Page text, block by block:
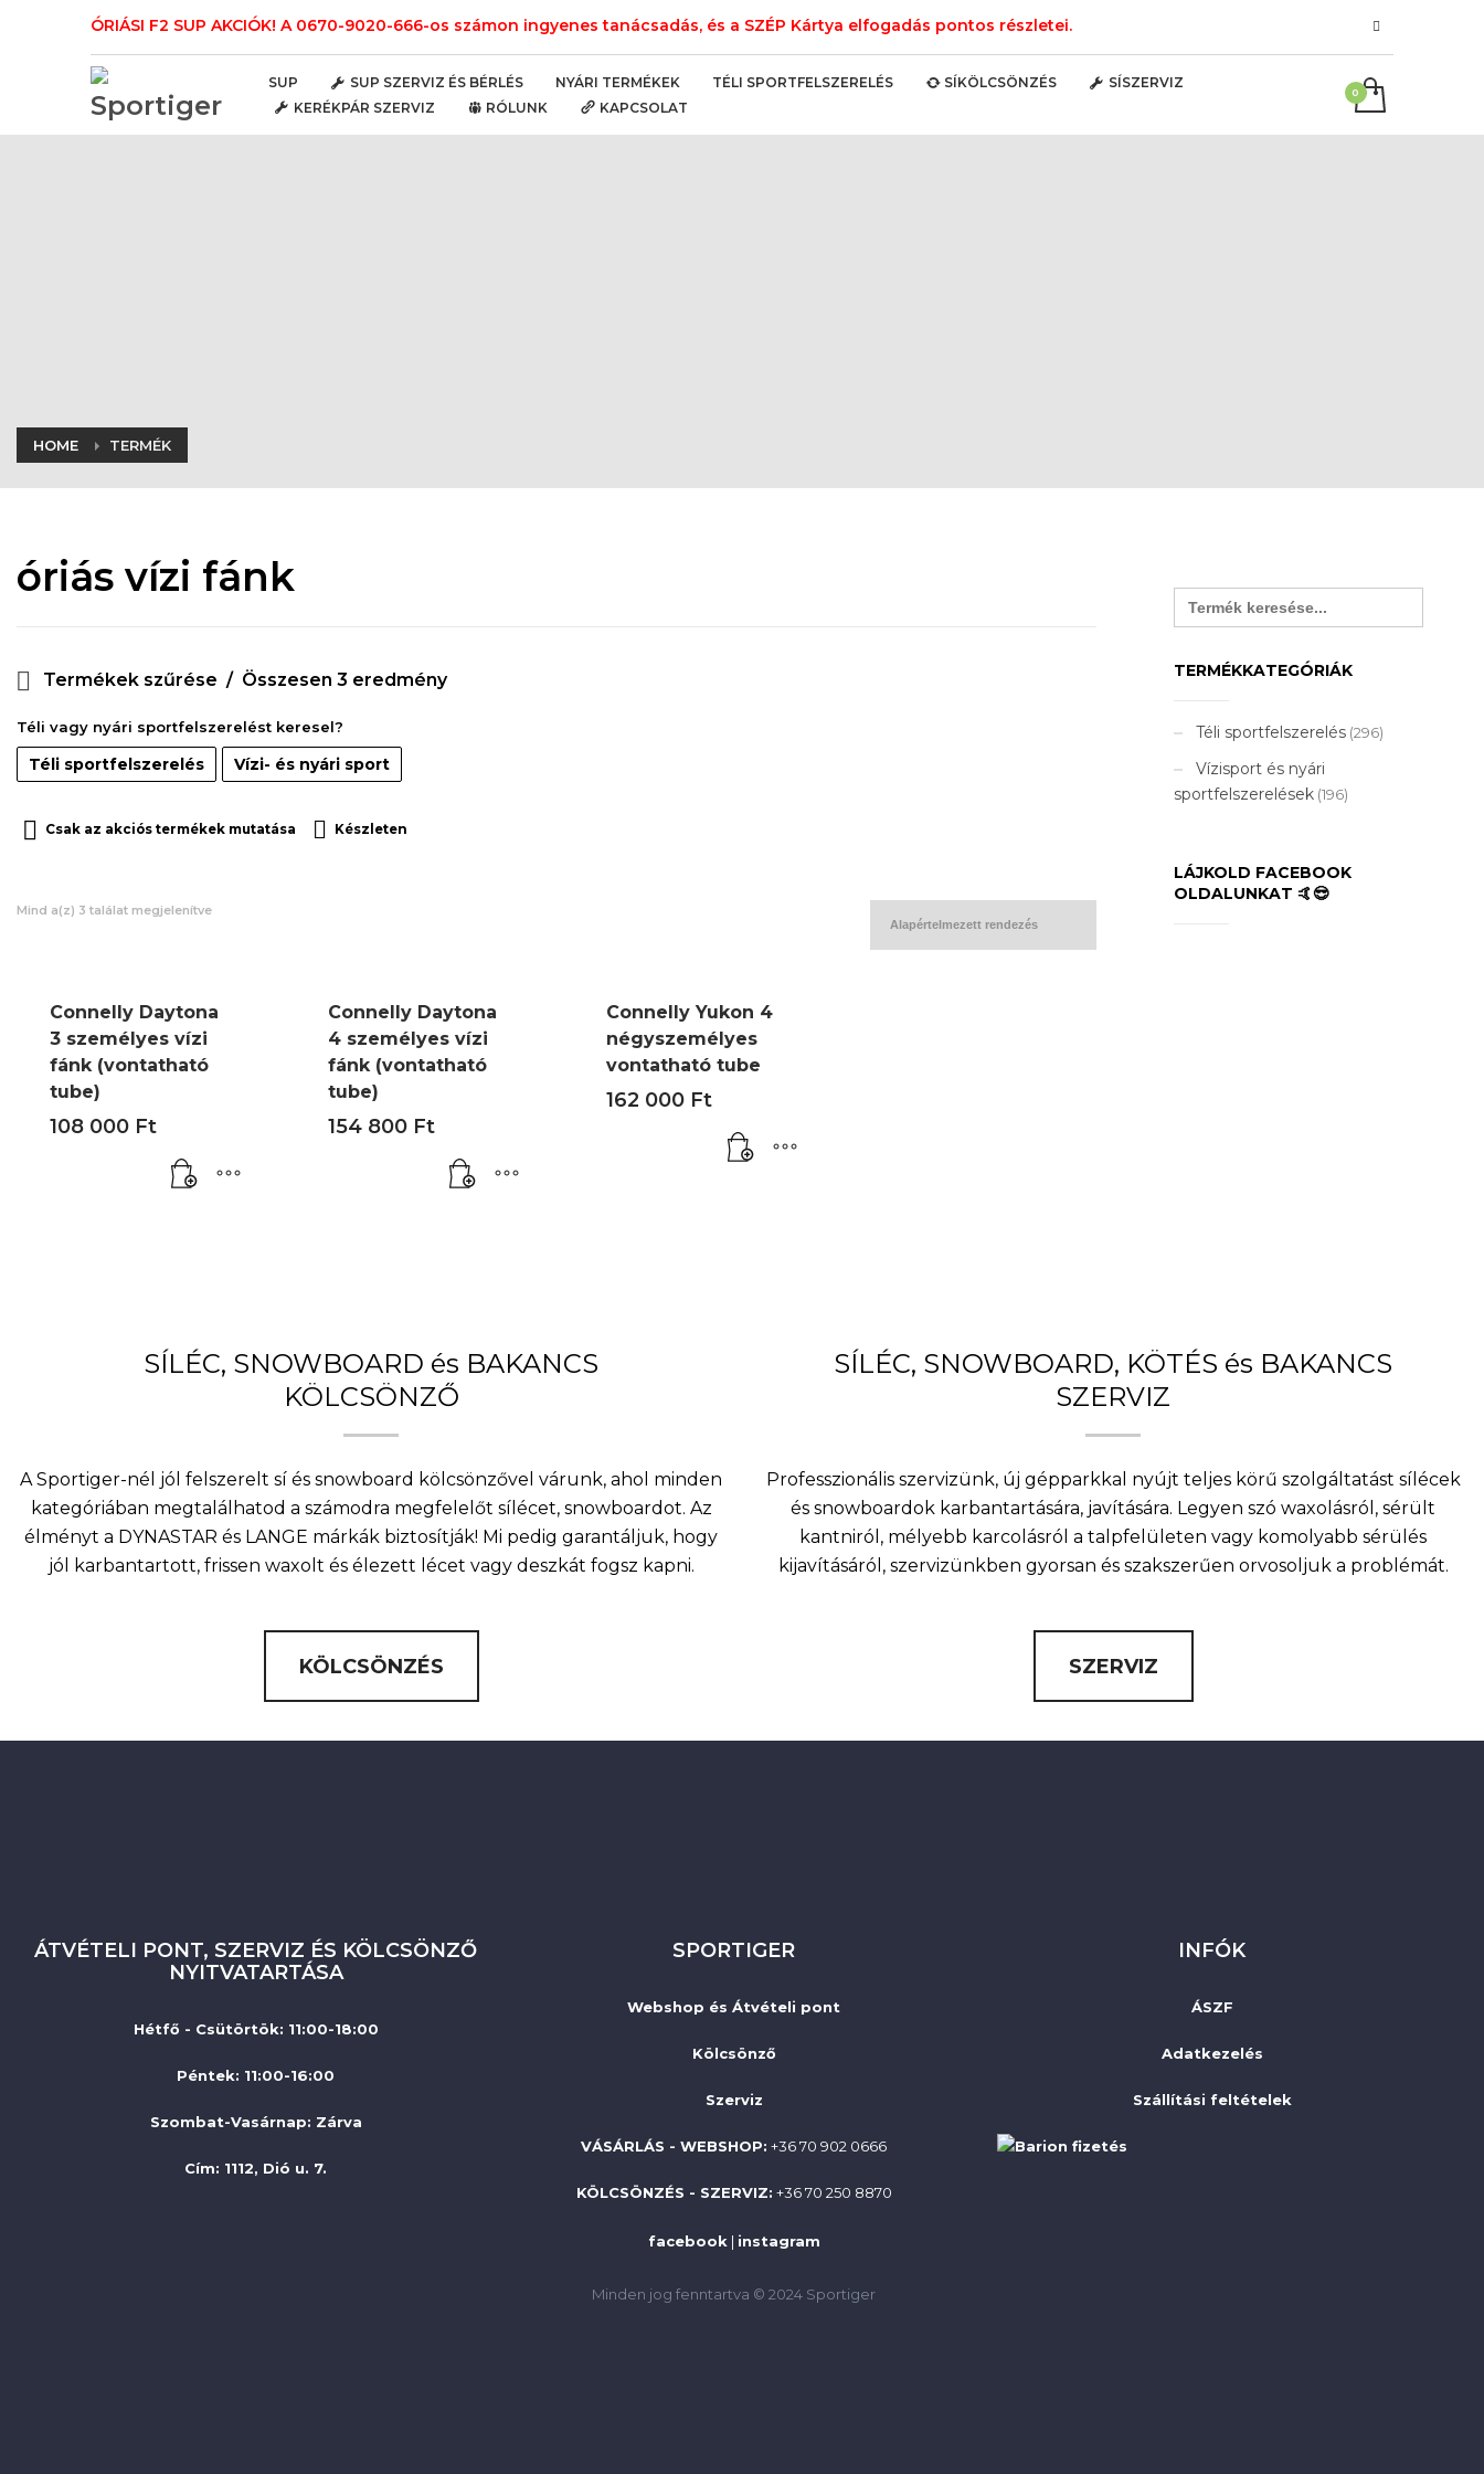
ÓRIÁSI F2 SUP AKCIÓK! A 0670-9020-666-os számon ingyenes tanácsadás, és a SZÉP Kártya elfogadás pontos részletei.
SUP SUP SZERVIZ ÉS BÉRLÉS NYÁRI TERMÉKEK TÉLI SPORTFELSZERELÉS SÍKÖLCSÖNZÉS
SÍSZERVIZ
KERÉKPÁR SZERVIZ
RÓLUNK KAPCSOLAT
HOME TERMÉK
óriás vízi fánk
Termékek szűrése Összesen 3 eredmény
Téli vagy nyári sportfelszerelést keresel?
Téli sportfelszerelés Vízi- és nyári sport
Csak az akciós termékek mutatása Készleten
Mind a(z) 3 találat megjelenítve
Connelly Daytona
3 személyes vízi
fánk (vontatható
tube)
108 000 Ft
Connelly Daytona
4 személyes vízi
fánk (vontatható
tube)
154 800 Ft
Connelly Yukon 4
négyszemélyes
vontatható tube
162 000 Ft
Search
for:
TERMÉKKATEGÓRIÁK
Téli sportfelszerelés (296)
Vízisport és nyári
sportfelszerelések (196)
LÁJKOLD FACEBOOK
OLDALUNKAT 🤙😎
SÍLÉC, SNOWBOARD és BAKANCS
KÖLCSÖNZŐ
A Sportiger-nél jól felszerelt sí és snowboard kölcsönzővel várunk, ahol minden
kategóriában megtalálhatod a számodra megfelelőt sílécet, snowboardot. Az
élményt a DYNASTAR és LANGE márkák biztosítják! Mi pedig garantáljuk, hogy
jól karbantartott, frissen waxolt és élezett lécet vagy deszkát fogsz kapni.
KÖLCSÖNZÉS
SÍLÉC, SNOWBOARD, KÖTÉS és BAKANCS
SZERVIZ
Professzionális szervizünk, új gépparkkal nyújt teljes körű szolgáltatást sílécek
és snowboardok karbantartására, javítására. Legyen szó waxolásról, sérült
kantniról, mélyebb karcolásról a talpfelületen vagy komolyabb sérülés
kijavításáról, szervizünkben gyorsan és szakszerűen orvosoljuk a problémát.
SZERVIZ
ÁTVÉTELI PONT, SZERVIZ ÉS KÖLCSÖNZŐ
NYITVATARTÁSA
Hétfő - Csütörtök: 11:00-18:00
Péntek: 11:00-16:00
Szombat-Vasárnap: Zárva
Cím: 1112, Dió u. 7.
SPORTIGER
Webshop és Átvételi pont
Kölcsönző
Szerviz
VÁSÁRLÁS - WEBSHOP: +36 70 902 0666
KÖLCSÖNZÉS - SZERVIZ: +36 70 250 8870
INFÓK
ÁSZF
Adatkezelés
Szállítási feltételek
facebook| instagram
Minden jog fenntartva © 2024 Sportiger